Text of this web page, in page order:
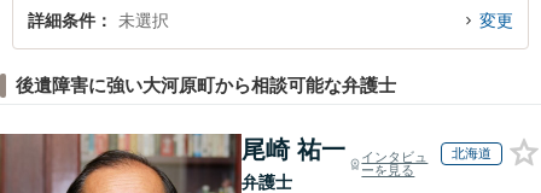
詳細条件 未選択 変更
後遺障害に強い大河原町から相談可能な弁護士
尾崎 祐一
弁護士
インタビュ
ーを見る
北海道